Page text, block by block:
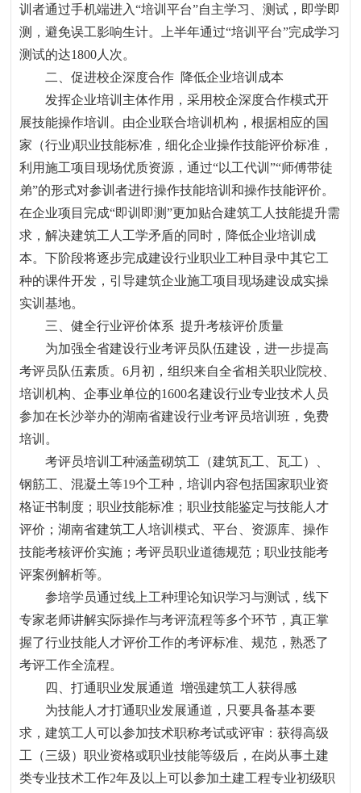
训者通过手机端进入“培训平台”自主学习、测试，即学即
测，避免误工影响生计。上半年通过“培训平台”完成学习
测试的达1800 人次。
二、促进校企深度合作 降低企业培训成本
发挥企业培训主体作用，采用校企深度合作模式开
展技能操作培训。由企业联合培训机构，根据相应的国
家（行业)职业技能标准，细化企业操作技能评价标准，
利用施工项目现场优质资源，通过“以工代训”“师傅带徒
弟”的形式对参训者进行操作技能培训和操作技能评价。
在企业项目完成“即训即测”更加贴合建筑工人技能提升需
求，解决建筑工人工学矛盾的同时，降低企业培训成
本。下阶段将逐步完成建设行业职业工种目录中其它工
种的课件开发，引导建筑企业施工项目现场建设成实操
实训基地。
三、健全行业评价体系 提升考核评价质量
为加强全省建设行业考评员队伍建设，进一步提高
考评员队伍素质。6月初，组织来自全省相关职业院校、
培训机构、企事业单位的1600名建设行业专业技术人员
参加在长沙举办的湖南省建设行业考评员培训班，免费
培训。
考评员培训工种涵盖砌筑工（建筑瓦工、瓦工）、
钢筋工、混凝土等19个工种，培训内容包括国家职业资
格证书制度；职业技能标准；职业技能鉴定与技能人才
评价；湖南省建筑工人培训模式、平台、资源库、操作
技能考核评价实施；考评员职业道德规范；职业技能考
评案例解析等。
参培学员通过线上工种理论知识学习与测试，线下
专家老师讲解实际操作与考评流程等多个环节，真正掌
握了行业技能人才评价工作的考评标准、规范，熟悉了
考评工作全流程。
四、打通职业发展通道 增强建筑工人获得感
为技能人才打通职业发展通道，只要具备基本要
求，建筑工人可以参加技术职称考试或评审：获得高级
工（三级）职业资格或职业技能等级后，在岗从事土建
类专业技术工作2年及以上可以参加土建工程专业初级职